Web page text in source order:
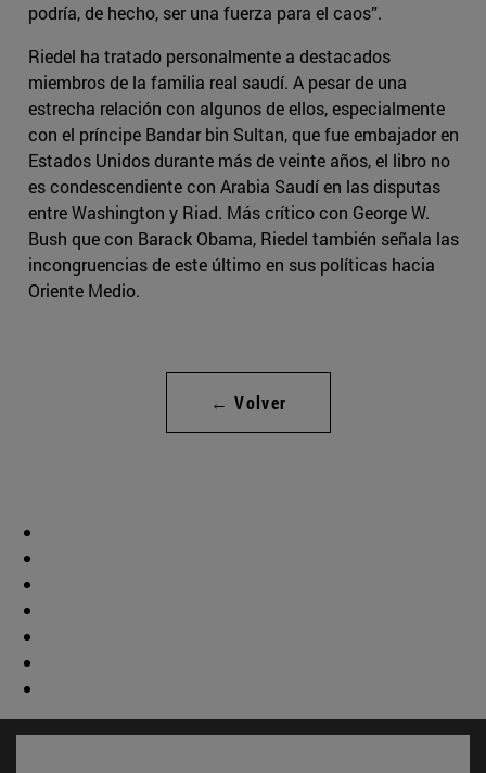
podría, de hecho, ser una fuerza para el caos”.
Riedel ha tratado personalmente a destacados
miembros de la familia real saudí. A pesar de una
estrecha relación con algunos de ellos, especialmente
con el príncipe Bandar bin Sultan, que fue embajador en
Estados Unidos durante más de veinte años, el libro no
es condescendiente con Arabia Saudí en las disputas
entre Washington y Riad. Más crítico con George W.
Bush que con Barack Obama, Riedel también señala las
incongruencias de este último en sus políticas hacia
Oriente Medio.
← Volver